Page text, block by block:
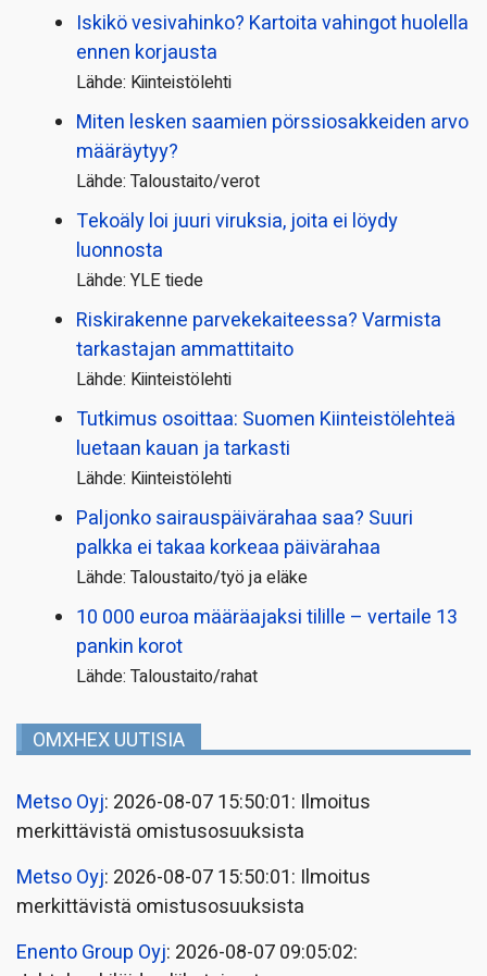
Iskikö vesivahinko? Kartoita vahingot huolella
ennen korjausta
Lähde: Kiinteistölehti
Miten lesken saamien pörssi­osakkeiden arvo
määräytyy?
Lähde: Taloustaito/verot
Tekoäly loi juuri viruksia, joita ei löydy
luonnosta
Lähde: YLE tiede
Riskirakenne parvekekaiteessa? Varmista
tarkastajan ammattitaito
Lähde: Kiinteistölehti
Tutkimus osoittaa: Suomen Kiinteistölehteä
luetaan kauan ja tarkasti
Lähde: Kiinteistölehti
Paljonko sairauspäivä­rahaa saa? Suuri
palkka ei takaa korkeaa päivärahaa
Lähde: Taloustaito/työ ja eläke
10 000 euroa määräajaksi tilille – vertaile 13
pankin korot
Lähde: Taloustaito/rahat
OMXHEX UUTISIA
Metso Oyj: 2026-08-07 15:50:01: Ilmoitus
merkittävistä omistusosuuksista
Metso Oyj: 2026-08-07 15:50:01: Ilmoitus
merkittävistä omistusosuuksista
Enento Group Oyj: 2026-08-07 09:05:02: